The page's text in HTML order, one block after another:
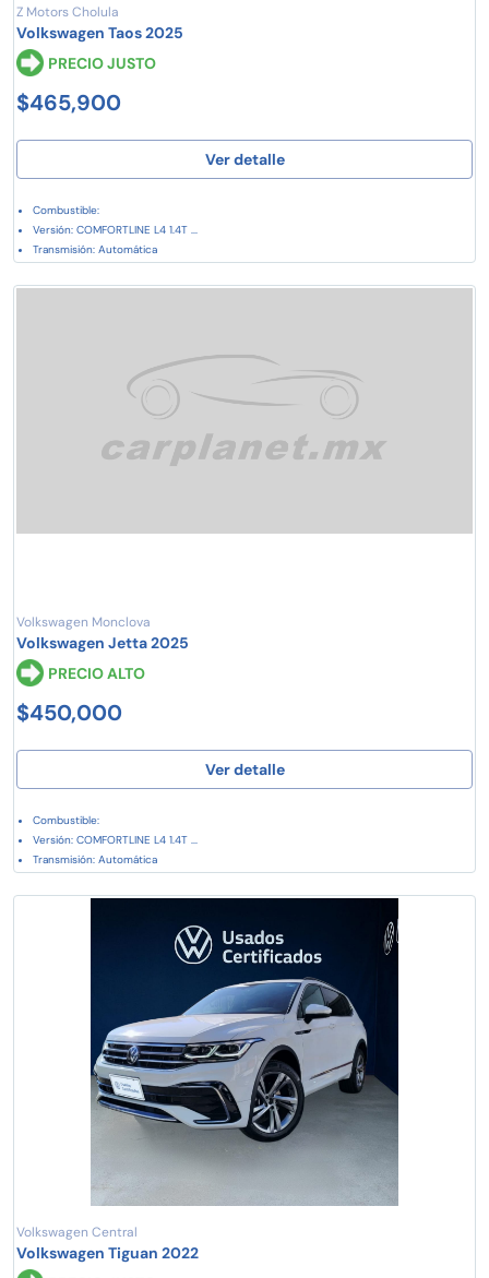
Z Motors Cholula
Volkswagen Taos 2025
PRECIO JUSTO
$465,900
Ver detalle
Combustible:
Versión: COMFORTLINE L4 1.4T ...
Transmisión: Automática
Volkswagen Monclova
Volkswagen Jetta 2025
PRECIO ALTO
$450,000
Ver detalle
Combustible:
Versión: COMFORTLINE L4 1.4T ...
Transmisión: Automática
Volkswagen Central
Volkswagen Tiguan 2022